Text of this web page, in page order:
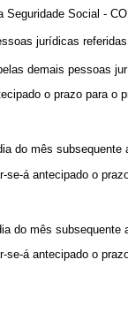
Social -
jurídicas
demais pessoas
o prazo para o
do mês subsequente
á antecipado o
do mês subsequente
á antecipado o